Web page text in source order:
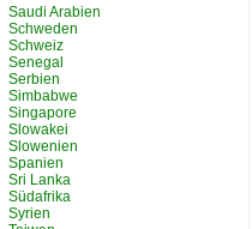
Saudi Arabien
Schweden
Schweiz
Senegal
Serbien
Simbabwe
Singapore
Slowakei
Slowenien
Spanien
Sri Lanka
Südafrika
Syrien